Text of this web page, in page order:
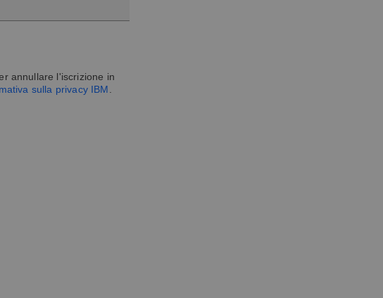
annullare l'iscrizione in
sulla privacy IBM